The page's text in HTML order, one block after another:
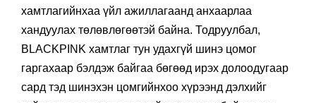
хамтлагийнхаа үйл ажиллагаанд анхаарлаа
хандуулах төлөвлөгөөтэй байна. Тодруулбал,
BLACKPINK хамтлаг тун удахгүй шинэ цомог
гаргахаар бэлдэж байгаа бөгөөд ирэх долоодугаар
сард тэд шинэхэн цомгийнхоо хүрээнд дэлхийг